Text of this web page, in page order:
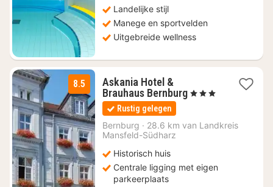
Landelijke stijl
Manege en sportvelden
Uitgebreide wellness
8.5
Askania Hotel &
Brauhaus Bernburg1
€
, 3 Sterren
Rustig gelegen
Bernburg · 28.6 km van Landkreis
Mansfeld-Südharz
Historisch huis
Centrale ligging met eigen
parkeerplaats